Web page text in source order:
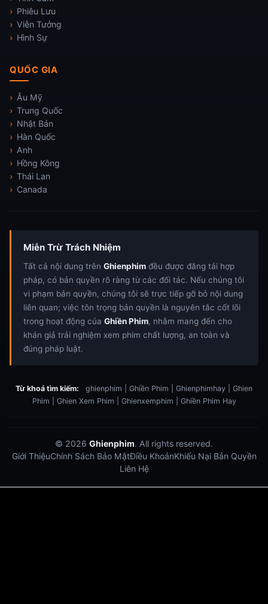
Phiêu Lưu
Viễn Tưởng
Hình Sự
QUỐC GIA
Âu Mỹ
Trung Quốc
Nhật Bản
Hàn Quốc
Anh
Hồng Kông
Thái Lan
Canada
Miễn Trừ Trách Nhiệm
Tất cả nội dung trên Ghienphim đều được đăng tải hợp
pháp, có bản quyền rõ ràng từ các đối tác. Nếu chúng tôi
vi phạm bản quyền, chúng tôi sẽ trực tiếp gỡ bỏ nội dung
liên quan; việc tôn trọng bản quyền là nguyên tắc cốt lõi
trong hoạt động của Ghiền Phim, nhằm mang đến cho
khán giả trải nghiệm xem phim chất lượng, an toàn và
đúng pháp luật.
Từ khoá tìm kiếm:
ghienphim | Ghiền Phim | Ghienphimhay | Ghien
Phim | Ghien Xem Phim | Ghienxemphim | Ghiền Phim Hay
© 2026 Ghienphim. All rights reserved.
Giới ThiệuChính Sách Bảo MậtĐiều KhoảnKhiếu Nại Bản Quyền
Liên Hệ